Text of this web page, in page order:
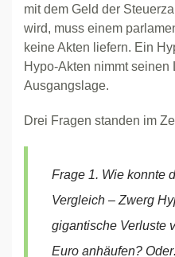
mit dem Geld der
wird, muss einem
keine Akten liefern. Ein
Hypo-Akten nimmt seinen
Ausgangslage.
Drei Fragen standen im
Frage 1. Wie konnte
Vergleich – Zwerg
gigantische Verluste
Euro anhäufen?